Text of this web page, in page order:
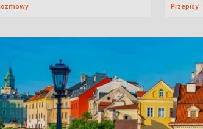
Rozmowy Przepisy